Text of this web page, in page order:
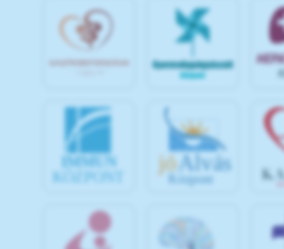
IMMUN
KÖZPONT
jó Alvás
Központ